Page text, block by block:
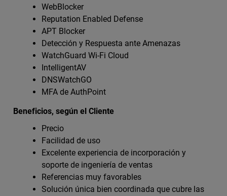
WebBlocker
Reputation Enabled Defense
APT Blocker
Detección y Respuesta ante Amenazas
WatchGuard Wi-Fi Cloud
IntelligentAV
DNSWatchGO
MFA de AuthPoint
Beneficios, según el Cliente
Precio
Facilidad de uso
Excelente experiencia de incorporación y
soporte de ingeniería de ventas
Referencias muy favorables
Solución única bien coordinada que cubre las